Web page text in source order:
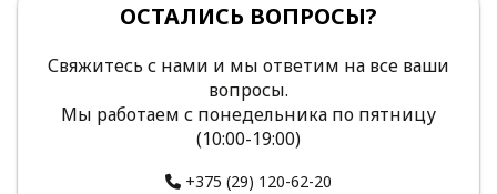
ОСТАЛИСЬ ВОПРОСЫ?
Свяжитесь с нами и мы ответим на все ваши
вопросы.
Мы работаем с понедельника по пятницу
(10:00-19:00)
+375 (29) 120-62-20